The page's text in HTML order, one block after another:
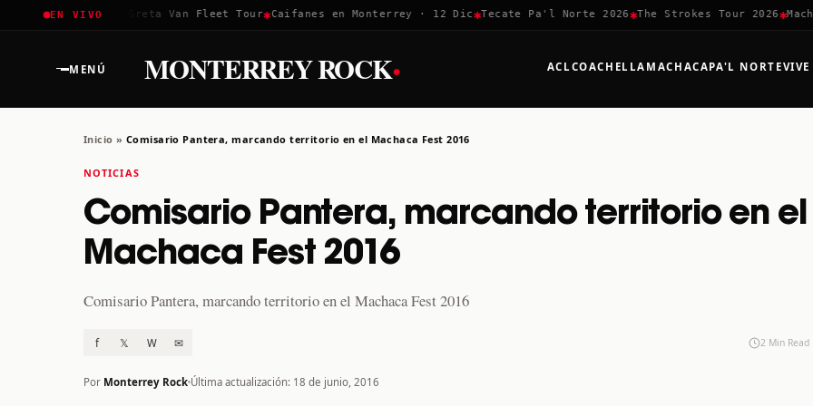
EN VIVO
Coachella 2026✱ Greta Van Fleet Tour✱Caifanes en Monterrey · 12 Dic ✱ Tecate Pa'l Norte 2026✱The Strokes Tour 2026✱
MENÚ MONTERREY ROCK· ACLCOACHELLA MACHACAPA'L NORTE
Inicio » Comisario Pantera, marcando territorio en el Machaca Fest 2016
NOTICIAS
Comisario Pantera, marcando territorio en el
Machaca Fest 2016
Comisario Pantera, marcando territorio en el Machaca Fest 2016
f 𝕏 W ✉ 2 Min Read
Por Monterrey Rock Última actualización: 18 de junio, 2016